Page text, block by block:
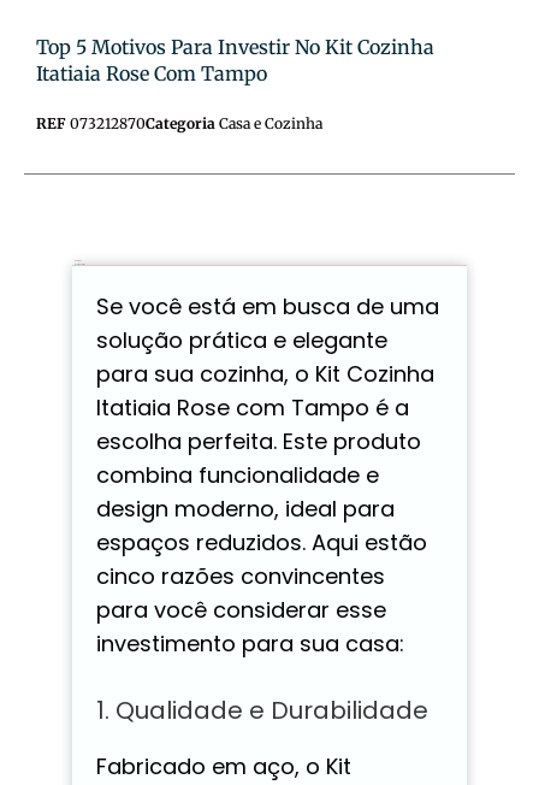
Top 5 Motivos Para Investir No Kit Cozinha
Itatiaia Rose Com Tampo
REF 073212870Categoria Casa e Cozinha
Se você está em busca de uma
solução prática e elegante
para sua cozinha, o Kit Cozinha
Itatiaia Rose com Tampo é a
escolha perfeita. Este produto
combina funcionalidade e
design moderno, ideal para
espaços reduzidos. Aqui estão
cinco razões convincentes
para você considerar esse
investimento para sua casa:
1. Qualidade e Durabilidade
Fabricado em aço, o Kit